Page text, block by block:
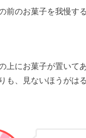
前のお菓子を我慢す
上にお菓子が置いて
も、見ないほうがは